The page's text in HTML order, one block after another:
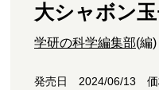
大シャボン
学研の科学編集部(編)
発売日 2024/06/13